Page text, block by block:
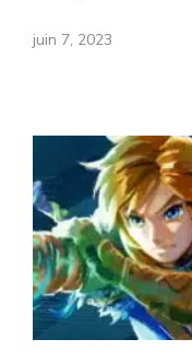
juin 7, 2023